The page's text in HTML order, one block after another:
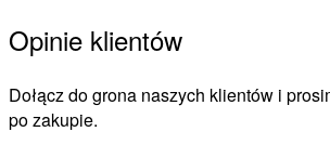
Opinie klientów
Dołącz do grona naszych klientów i
po zakupie.